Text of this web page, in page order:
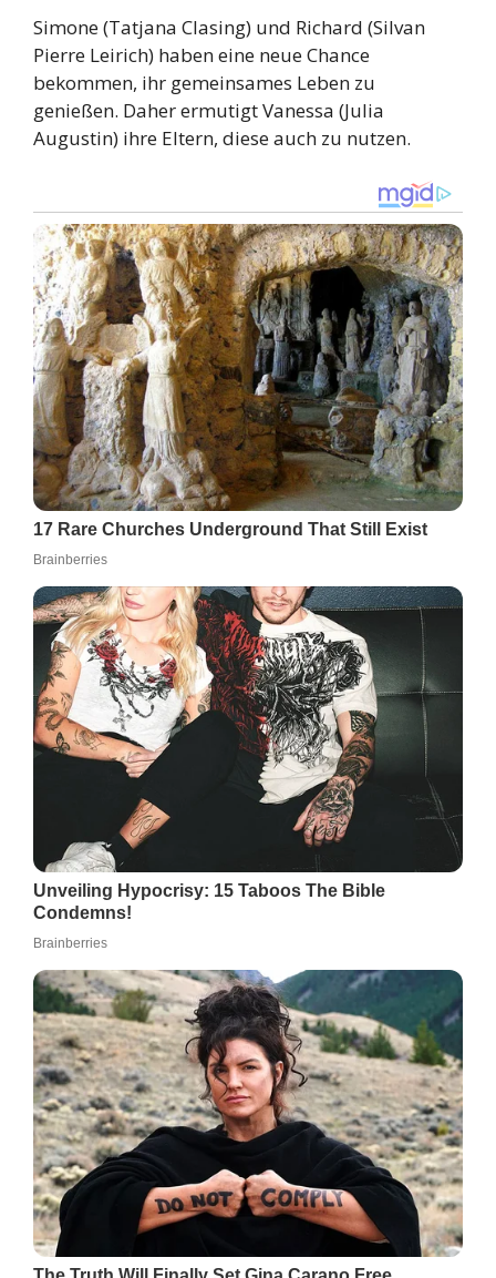
Simone (Tatjana Clasing) und Richard (Silvan
Pierre Leirich) haben eine neue Chance
bekommen, ihr gemeinsames Leben zu
genießen. Daher ermutigt Vanessa (Julia
Augustin) ihre Eltern, diese auch zu nutzen.